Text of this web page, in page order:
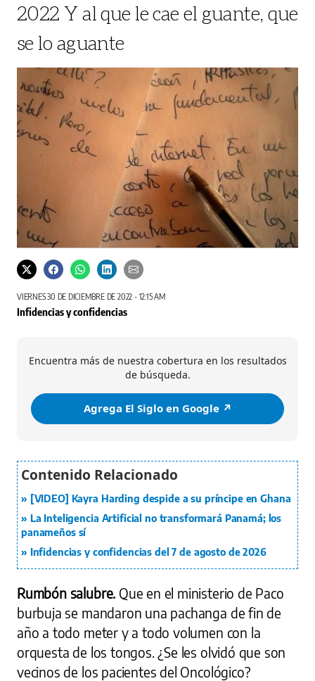
2022 Y al que le cae el guante, que
se lo aguante
VIERNES 30 DE DICIEMBRE DE 2022 - 12:15 AM
Infidencias y confidencias
Encuentra más de nuestra cobertura en los resultados
de búsqueda.
Agrega El Siglo en Google ↗️
[VIDEO] Kayra Harding despide a su príncipe en Ghana
La Inteligencia Artificial no transformará Panamá; los
panameños sí
Infidencias y confidencias del 7 de agosto de 2026
Rumbón salubre. Que en el ministerio de Paco
burbuja se mandaron una pachanga de fin de
año a todo meter y a todo volumen con la
orquesta de los tongos. ¿Se les olvidó que son
vecinos de los pacientes del Oncológico?